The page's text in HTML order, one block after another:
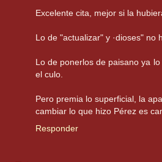
Excelente cita, mejor si la
Lo de "actualizar" y ·dioses" no
Lo de ponerlos de paisano ya
el culo.
Pero premia lo superficial, la
cambiar lo que hizo Pérez es
Responder